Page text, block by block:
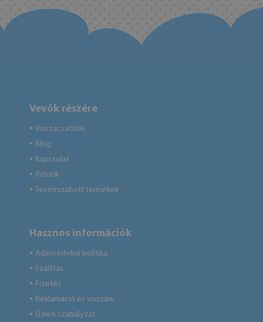
Vevők részére
● Visszacsatolás
● Blog
● Kapcsolat
● Rólunk
● Testreszabott termékek
Hasznos információk
● Adatvédelmi politika
● Szállítás
● Fizetés
● Reklamáció és visszáru
● Üzleti szabályzat